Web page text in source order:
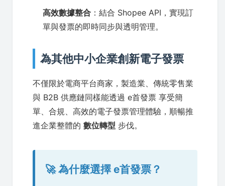
高效數據整合 ：結合 Shopee API，實現訂
單與發票的即時同步與透明管理。
為其他中小企業創新電子發票
不僅限於電商平台商家，製造業、傳統零售業
與 B2B 供應鏈同樣能透過 e首發票 享受簡
單、合規、高效的電子發票管理體驗，順暢推
進企業整體的 數位轉型 步伐。
🚀 為什麼選擇 e首發票？